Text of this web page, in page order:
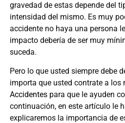
gravedad de estas depende del
intensidad del mismo. Es muy
accidente no haya una persona
impacto debería de ser muy
suceda.
Pero lo que usted siempre debe
importa que usted contrate a los
Accidentes para que le ayuden
continuación, en este artículo le
explicaremos la importancia de